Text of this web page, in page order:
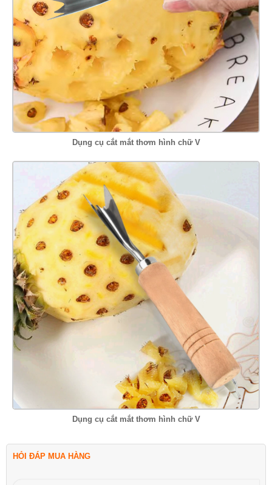
Dụng cụ cắt mắt thơm hình chữ V
Dụng cụ cắt mắt thơm hình chữ V
HỎI ĐÁP MUA HÀNG